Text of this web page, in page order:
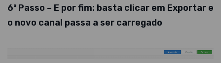
6º Passo – E por fim: basta clicar em Exportar e
o novo canal passa a ser carregado